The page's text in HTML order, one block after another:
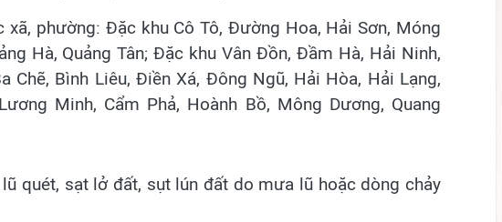
xã, phường: Đặc khu Cô Tô, Đường Hoa, Hải Sơn, Móng
Hà, Quảng Tân; Đặc khu Vân Đồn, Đầm Hà, Hải Ninh,
Chẽ, Bình Liêu, Điền Xá, Đông Ngũ, Hải Hòa, Hải Lạng,
Minh, Cẩm Phả, Hoành Bồ, Mông Dương, Quang
quét, sạt lở đất, sụt lún đất do mưa lũ hoặc dòng chảy